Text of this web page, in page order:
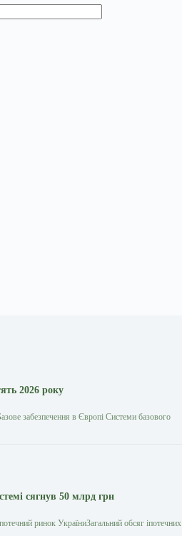
2026 року
забезпечення в Європі Системи базового
сягнув 50 млрд грн
ринок УкраїниЗагальний обсяг іпотечних